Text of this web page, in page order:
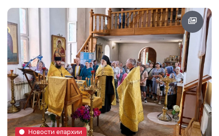
Новости епархии